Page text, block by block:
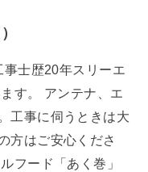
事士歴20年スリーエ
す。 アンテナ、エ
工事に伺うときは大
方はご安心くださ
フード「あく巻」